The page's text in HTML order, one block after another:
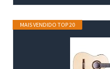
MAIS VENDIDO TOP 20